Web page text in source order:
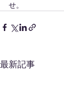
せ。
最新記事